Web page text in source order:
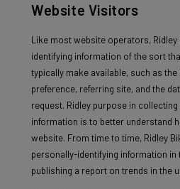
Website Visitors
Like most website operators,
identifying information of the sort
typically make available, such as
preference, referring site, and the
request. Ridley purpose in
information is to better understand
website. From time to time, Ridley
personally-identifying information in
publishing a report on trends in the